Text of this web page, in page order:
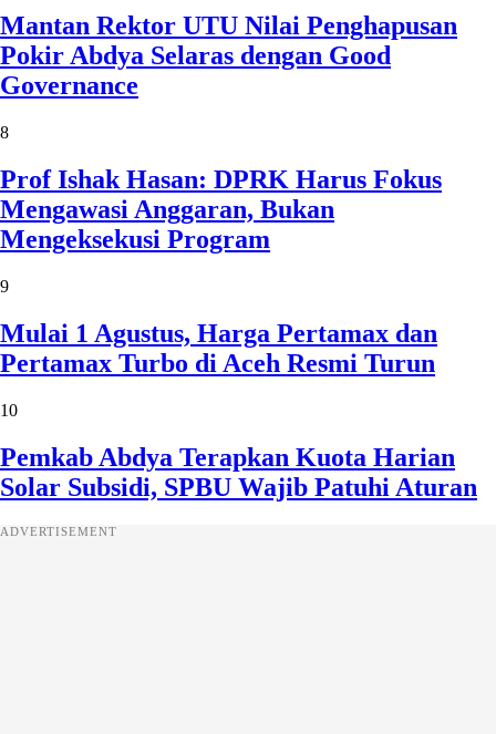
Mantan Rektor UTU Nilai Penghapusan
Pokir Abdya Selaras dengan Good
Governance
8
Prof Ishak Hasan: DPRK Harus Fokus
Mengawasi Anggaran, Bukan
Mengeksekusi Program
9
Mulai 1 Agustus, Harga Pertamax dan
Pertamax Turbo di Aceh Resmi Turun
10
Pemkab Abdya Terapkan Kuota Harian
Solar Subsidi, SPBU Wajib Patuhi Aturan
ADVERTISEMENT